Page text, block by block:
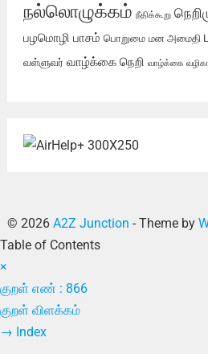
நல்லொழுக்கம் நீதிக்கூறு
பழமொழி பாசம் பொறுமை மன அமைதி
வள்ளுவர் வாழ்க்கை நெறி வாழ்க்கை
© 2026 A2Z Junction - Theme by
Table of Contents
×
குறள் எண் : 866
குறள் விளக்கம்
→ Index